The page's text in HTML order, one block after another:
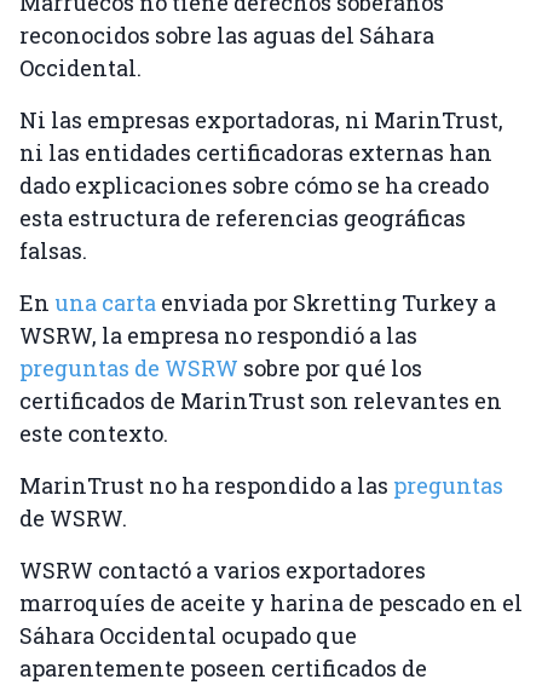
reconocidos sobre las aguas del Sáhara
Occidental.
Ni las empresas exportadoras, ni MarinTrust,
ni las entidades certificadoras externas han
dado explicaciones sobre cómo se ha creado
esta estructura de referencias geográficas
falsas.
En una carta enviada por Skretting Turkey a
WSRW, la empresa no respondió a las
preguntas de WSRW sobre por qué los
certificados de MarinTrust son relevantes en
este contexto.
MarinTrust no ha respondido a las preguntas
de WSRW.
WSRW contactó a varios exportadores
marroquíes de aceite y harina de pescado en el
Sáhara Occidental ocupado que
aparentemente poseen certificados de